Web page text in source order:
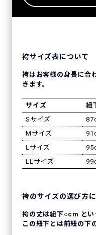
袴サイズ表について
袴はお客様の身長に合
きます。
サイズ 紐
Sサイズ
Mサイズ
Lサイズ
LLサイズ
袴のサイズの選び方
袴の丈は紐下○cm とい
この紐下とは前紐の下